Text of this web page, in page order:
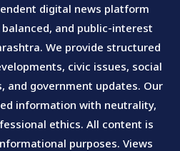
digital news platform
and public-interest
We provide structured
civic issues, social
and government updates. Our
information with neutrality,
ethics. All content is
purposes. Views